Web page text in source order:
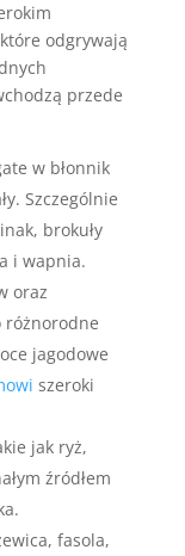
odgrywają
przede
w błonnik
Szczególnie
brokuły
i wapnia.
oraz
różnorodne
jagodowe
szeroki
jak ryż,
źródłem
fasola,